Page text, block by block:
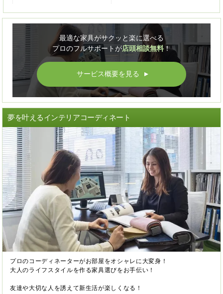
最適な家具がサクッと楽に選べる
プロのフルサポートが店頭相談無料！
サービス概要を見る ▲
夢を叶えるインテリアコーディネート
プロのコーディネーターがお部屋をオシャレに大変身！
大人のライフスタイルを作る家具選びをお手伝い！
友達や大切な人を誘えて新生活が楽しくなる！